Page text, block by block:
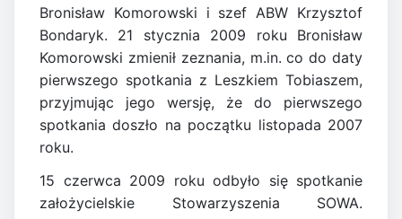
Bronisław Komorowski i szef ABW Krzysztof
Bondaryk. 21 stycznia 2009 roku Bronisław
Komorowski zmienił zeznania, m.in. co do daty
pierwszego spotkania z Leszkiem Tobiaszem,
przyjmując jego wersję, że do pierwszego
spotkania doszło na początku listopada 2007
roku.
15 czerwca 2009 roku odbyło się spotkanie
założycielskie Stowarzyszenia SOWA.